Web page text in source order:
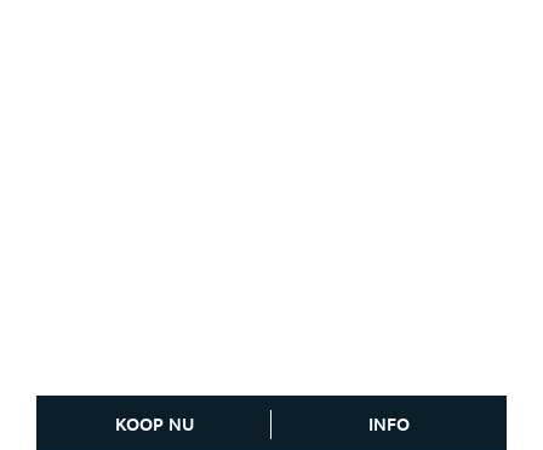
KOOP NU INFO